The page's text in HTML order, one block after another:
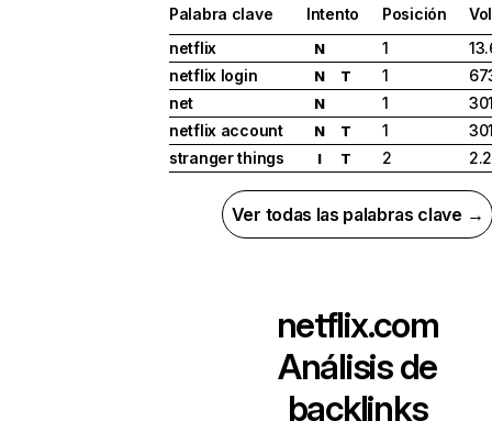
Palabra clave Intento Posición
netflix
N 1
netflix login
N T 1
net
N 1
netflix account
N T 1
stranger things
I T 2
Ver todas las palabras clave →
netflix.com
Análisis de
backlinks